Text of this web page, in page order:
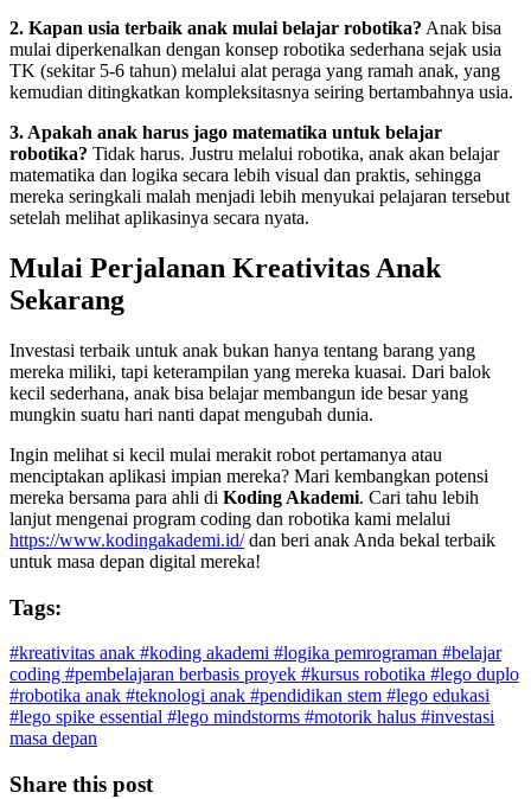
2. Kapan usia terbaik anak mulai belajar robotika? Anak bisa
mulai diperkenalkan dengan konsep robotika sederhana sejak usia
TK (sekitar 5-6 tahun) melalui alat peraga yang ramah anak, yang
kemudian ditingkatkan kompleksitasnya seiring bertambahnya usia.
3. Apakah anak harus jago matematika untuk belajar
robotika? Tidak harus. Justru melalui robotika, anak akan belajar
matematika dan logika secara lebih visual dan praktis, sehingga
mereka seringkali malah menjadi lebih menyukai pelajaran tersebut
setelah melihat aplikasinya secara nyata.
Mulai Perjalanan Kreativitas Anak
Sekarang
Investasi terbaik untuk anak bukan hanya tentang barang yang
mereka miliki, tapi keterampilan yang mereka kuasai. Dari balok
kecil sederhana, anak bisa belajar membangun ide besar yang
mungkin suatu hari nanti dapat mengubah dunia.
Ingin melihat si kecil mulai merakit robot pertamanya atau
menciptakan aplikasi impian mereka? Mari kembangkan potensi
mereka bersama para ahli di Koding Akademi. Cari tahu lebih
lanjut mengenai program coding dan robotika kami melalui
https://www.kodingakademi.id/dan beri anak Anda bekal terbaik
untuk masa depan digital mereka!
Tags:
#kreativitas anak #koding akademi #logika pemrograman #belajar
coding #pembelajaran berbasis proyek #kursus robotika #lego duplo
#robotika anak #teknologi anak #pendidikan stem #lego edukasi
#lego spike essential #lego mindstorms #motorik halus #investasi
masa depan
Share this post